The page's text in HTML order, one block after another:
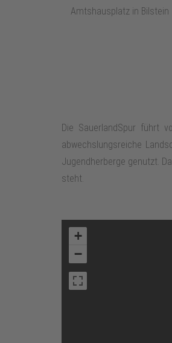
Amtshausplatz in Bilstein
Die SauerlandSpur führt
abwechslungsreiche
Jugendherberge genutzt.
steht.
+
−